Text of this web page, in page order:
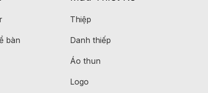
bàn
Thiệp
Danh thiếp
Áo thun
Logo